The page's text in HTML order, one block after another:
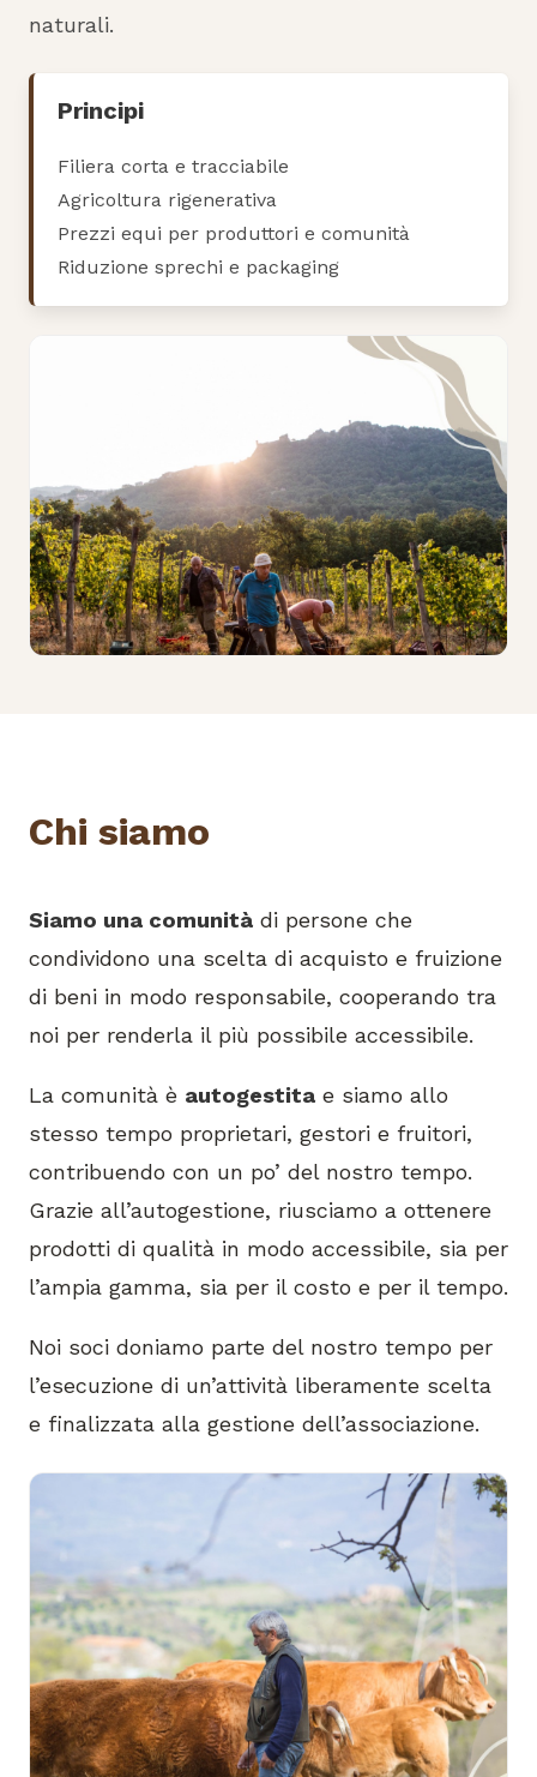
naturali.
Principi
Filiera corta e tracciabile
Agricoltura rigenerativa
Prezzi equi per produttori e comunità
Riduzione sprechi e packaging
Chi siamo
Siamo una comunità di persone che
condividono una scelta di acquisto e fruizione
di beni in modo responsabile, cooperando tra
noi per renderla il più possibile accessibile.
La comunità è autogestita e siamo allo
stesso tempo proprietari, gestori e fruitori,
contribuendo con un po’ del nostro tempo.
Grazie all’autogestione, riusciamo a ottenere
prodotti di qualità in modo accessibile, sia per
l’ampia gamma, sia per il costo e per il tempo.
Noi soci doniamo parte del nostro tempo per
l’esecuzione di un’attività liberamente scelta
e finalizzata alla gestione dell’associazione.